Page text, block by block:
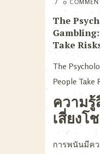
0
The
Take
The
People Take
ความรู้
เสี่ยงโ
การพนันมีค